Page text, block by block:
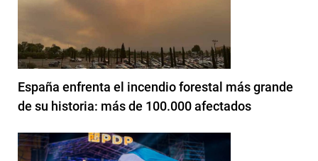
España enfrenta el incendio forestal más grande
de su historia: más de 100.000 afectados